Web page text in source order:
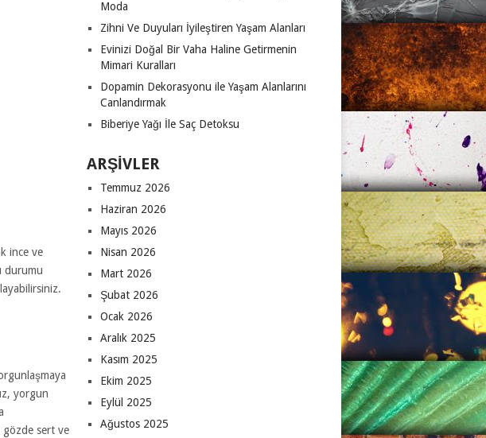
ince ve
durumu
yorgun
gözde sert ve
Moda
Zihni Ve Duyuları İyileştiren Yaşam Alanları
Evinizi Doğal Bir Vaha Haline Getirmenin
Mimari Kuralları
Dopamin Dekorasyonu ile Yaşam Alanlarını
Canlandırmak
Biberiye Yağı İle Saç Detoksu
ARŞIVLER
Temmuz 2026
Haziran 2026
Mayıs 2026
Nisan 2026
Mart 2026
Şubat 2026
Ocak 2026
Aralık 2025
Kasım 2025
Ekim 2025
Eylül 2025
Ağustos 2025